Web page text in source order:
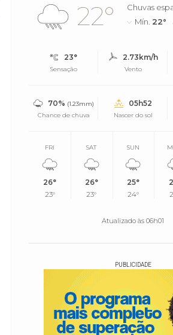
22°
Chuvas
Mín. 22°
23°
Sensação
2.73km/h
Vento
70% (1.23mm)
Chance de chuva
05h52
Nascer do sol
FRI
26°
23°
SAT
26°
23°
SUN
25°
24°
Atualizado às 06h01
PUBLICIDADE